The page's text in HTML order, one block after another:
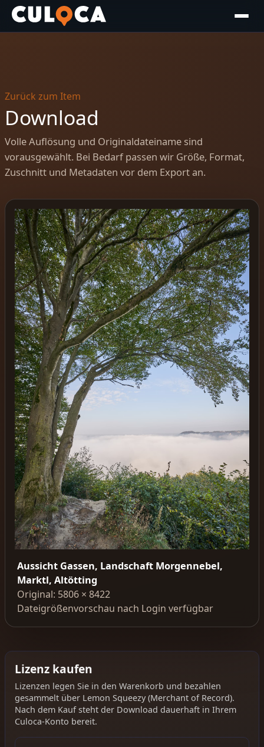
Zurück zum Item
Download
Volle Auflösung und Originaldateiname sind
vorausgewählt. Bei Bedarf passen wir Größe, Format,
Zuschnitt und Metadaten vor dem Export an.
Aussicht Gassen, Landschaft Morgennebel,
Marktl, Altötting
Original: 5806 × 8422
Dateigrößenvorschau nach Login verfügbar
Lizenz kaufen
Lizenzen legen Sie in den Warenkorb und bezahlen
gesammelt über Lemon Squeezy (Merchant of Record).
Nach dem Kauf steht der Download dauerhaft in Ihrem
Culoca-Konto bereit.